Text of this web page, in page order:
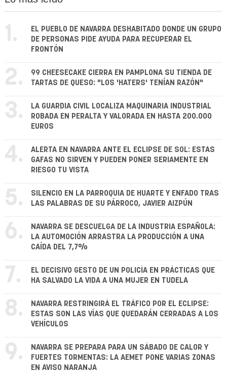
1.
EL PUEBLO DE NAVARRA DESHABITADO DONDE UN GRUPO
DE PERSONAS PIDE AYUDA PARA RECUPERAR EL
FRONTÓN
2.
99 CHEESECAKE CIERRA EN PAMPLONA SU TIENDA DE
TARTAS DE QUESO: "LOS 'HATERS' TENÍAN RAZÓN"
3.
LA GUARDIA CIVIL LOCALIZA MAQUINARIA INDUSTRIAL
ROBADA EN PERALTA Y VALORADA EN HASTA 200.000
EUROS
4.
ALERTA EN NAVARRA ANTE EL ECLIPSE DE SOL: ESTAS
GAFAS NO SIRVEN Y PUEDEN PONER SERIAMENTE EN
RIESGO TU VISTA
5.
SILENCIO EN LA PARROQUIA DE HUARTE Y ENFADO TRAS
LAS PALABRAS DE SU PÁRROCO, JAVIER AIZPÚN
6.
NAVARRA SE DESCUELGA DE LA INDUSTRIA ESPAÑOLA:
LA AUTOMOCIÓN ARRASTRA LA PRODUCCIÓN A UNA
CAÍDA DEL 7,7%
7.
EL DECISIVO GESTO DE UN POLICÍA EN PRÁCTICAS QUE
HA SALVADO LA VIDA A UNA MUJER EN TUDELA
8.
NAVARRA RESTRINGIRÁ EL TRÁFICO POR EL ECLIPSE:
ESTAS SON LAS VÍAS QUE QUEDARÁN CERRADAS A LOS
VEHÍCULOS
9.
NAVARRA SE PREPARA PARA UN SÁBADO DE CALOR Y
FUERTES TORMENTAS: LA AEMET PONE VARIAS ZONAS
EN AVISO NARANJA